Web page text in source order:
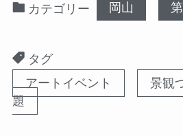
カテゴリー 岡山
タグ
アートイベント
景観
題